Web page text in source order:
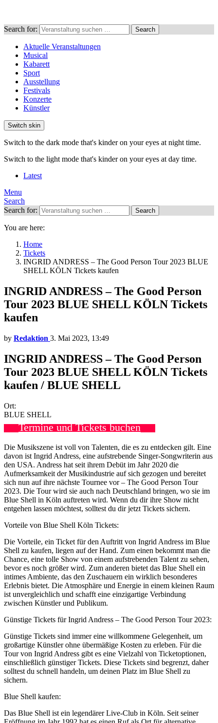
Search for: Search
Aktuelle Veranstaltungen
Musical
Kabarett
Sport
Ausstellung
Festivals
Konzerte
Künstler
Switch skin
Switch to the dark mode that's kinder on your eyes at night time.
Switch to the light mode that's kinder on your eyes at day time.
Latest
Menu
Search
Search for:
Search
You are here:
Home
Tickets
INGRID ANDRESS – The Good Person Tour 2023 BLUE
SHELL KÖLN Tickets kaufen
INGRID ANDRESS – The Good Person
Tour 2023 BLUE SHELL KÖLN Tickets
kaufen
by Redaktion 3. Mai 2023, 13:49
INGRID ANDRESS – The Good Person
Tour 2023 BLUE SHELL KÖLN Tickets
kaufen / BLUE SHELL
Ort:
BLUE SHELL
Termine und Tickets buchen
Die Musikszene ist voll von Talenten, die es zu entdecken gilt. Eine
davon ist Ingrid Andress, eine aufstrebende Singer-Songwriterin aus
den USA. Andress hat seit ihrem Debüt im Jahr 2020 die
Aufmerksamkeit der Musikindustrie auf sich gezogen und bereitet
sich nun auf ihre nächste Tournee vor – The Good Person Tour
2023. Die Tour wird sie auch nach Deutschland bringen, wo sie im
Blue Shell in Köln auftreten wird. Wenn du dir ihre Show nicht
entgehen lassen möchtest, solltest du dir jetzt Tickets sichern.
Vorteile von Blue Shell Köln Tickets:
Die Vorteile, ein Ticket für den Auftritt von Ingrid Andress im Blue
Shell zu kaufen, liegen auf der Hand. Zum einen bekommt man die
Chance, eine tolle Show von einem aufstrebenden Talent zu sehen,
bevor es noch größer wird. Zum anderen bietet das Blue Shell ein
intimes Ambiente, das den Zuschauern ein wirklich besonderes
Erlebnis bietet. Die Atmosphäre und Energie in einem kleinen Raum
ist unvergleichlich und schafft eine einzigartige Verbindung
zwischen Künstler und Publikum.
Günstige Tickets für Ingrid Andress – The Good Person Tour 2023:
Günstige Tickets sind immer eine willkommene Gelegenheit, um
großartige Künstler ohne übermäßige Kosten zu erleben. Für die
Tour von Ingrid Andress gibt es eine Vielzahl von Ticketoptionen,
einschließlich günstiger Tickets. Diese Tickets sind begrenzt, daher
solltest du schnell handeln, um deinen Platz im Blue Shell zu
sichern.
Blue Shell kaufen:
Das Blue Shell ist ein legendärer Live-Club in Köln. Seit seiner